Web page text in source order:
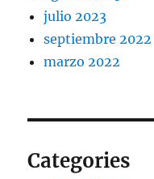
julio 2023
septiembre 2022
marzo 2022
Categories